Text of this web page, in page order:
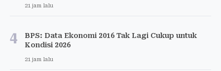
21 jam lalu
4
BPS: Data Ekonomi 2016 Tak Lagi Cukup untuk
Kondisi 2026
21 jam lalu